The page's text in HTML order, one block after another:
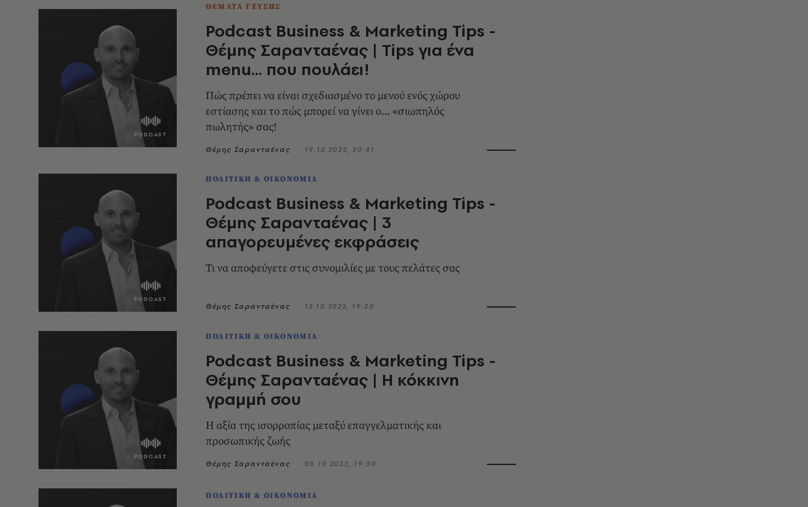
ΘΕΜΑΤΑ ΓΕΥΣΗΣ
Podcast Business & Marketing Tips -
Θέμης Σαρανταένας | Tips για ένα
menu... που πουλάει!
Πώς πρέπει να είναι σχεδιασμένο το μενού ενός χώρου
εστίασης και το πώς μπορεί να γίνει ο... «σιωπηλός
πωλητής» σας!
Θέμης Σαρανταένας 19.10.2022, 20:41
ΠΟΛΙΤΙΚΗ & ΟΙΚΟΝΟΜΙΑ
Podcast Business & Marketing Tips -
Θέμης Σαρανταένας | 3
απαγορευμένες εκφράσεις
Τι να αποφεύγετε στις συνομιλίες με τους πελάτες σας
Θέμης Σαρανταένας 12.10.2022, 19:30
ΠΟΛΙΤΙΚΗ & ΟΙΚΟΝΟΜΙΑ
Podcast Business & Marketing Tips -
Θέμης Σαρανταένας | Η κόκκινη
γραμμή σου
Η αξία της ισορροπίας μεταξύ επαγγελματικής και
προσωπικής ζωής
Θέμης Σαρανταένας 05.10.2022, 19:30
ΠΟΛΙΤΙΚΗ & ΟΙΚΟΝΟΜΙΑ